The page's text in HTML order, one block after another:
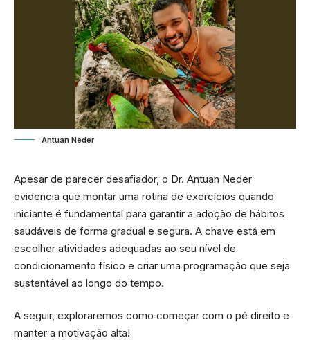
Antuan Neder
Apesar de parecer desafiador, o Dr. Antuan Neder
evidencia que montar uma rotina de exercícios quando
iniciante é fundamental para garantir a adoção de hábitos
saudáveis de forma gradual e segura. A chave está em
escolher atividades adequadas ao seu nível de
condicionamento físico e criar uma programação que seja
sustentável ao longo do tempo.
A seguir, exploraremos como começar com o pé direito e
manter a motivação alta!